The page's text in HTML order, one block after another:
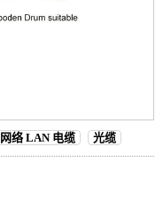
网络 LAN 电缆 光缆